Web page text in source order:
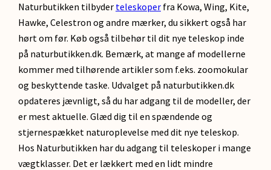
Naturbutikken tilbyder teleskoper fra Kowa, Wing, Kite,
Hawke, Celestron og andre mærker, du sikkert også har
hørt om før. Køb også tilbehør til dit nye teleskop inde
på naturbutikken.dk. Bemærk, at mange af modellerne
kommer med tilhørende artikler som f.eks. zoomokular
og beskyttende taske. Udvalget på naturbutikken.dk
opdateres jævnligt, så du har adgang til de modeller, der
er mest aktuelle. Glæd dig til en spændende og
stjernespækket naturoplevelse med dit nye teleskop.
Hos Naturbutikken har du adgang til teleskoper i mange
vægtklasser. Det er lækkert med en lidt mindre